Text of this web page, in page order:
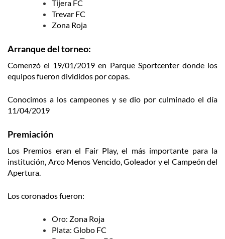
Tijera FC
Trevar FC
Zona Roja
Arranque del torneo:
Comenzó el 19/01/2019 en Parque Sportcenter donde los
equipos fueron divididos por copas.
Conocimos a los campeones y se dio por culminado el día
11/04/2019
Premiación
Los Premios eran el Fair Play, el más importante para la
institución, Arco Menos Vencido, Goleador y el Campeón del
Apertura.
Los coronados fueron:
Oro: Zona Roja
Plata: Globo FC